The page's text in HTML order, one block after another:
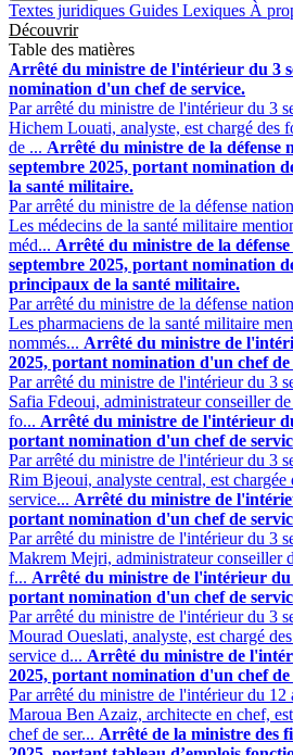
Textes juridiques Guides Lexiques À
Découvrir
Table des matières
Arrêté du ministre de l'intérieur du 3
nomination d'un chef de service.
Par arrêté du ministre de l'intérieur du 3
Hichem Louati, analyste, est chargé des
de ... Arrêté du ministre de la défense
septembre 2025, portant nomination
la santé militaire.
Par arrêté du ministre de la défense
Les médecins de la santé militaire
méd... Arrêté du ministre de la
septembre 2025, portant nomination
principaux de la santé militaire.
Par arrêté du ministre de la défense
Les pharmaciens de la santé militaire
nommés... Arrêté du ministre de
2025, portant nomination d'un chef de
Par arrêté du ministre de l'intérieur du 3
Safia Fdeoui, administrateur conseiller
fo... Arrêté du ministre de l'intérieur
portant nomination d'un chef de
Par arrêté du ministre de l'intérieur du 3
Rim Bjeoui, analyste central, est chargée
service... Arrêté du ministre de
portant nomination d'un chef de
Par arrêté du ministre de l'intérieur du 3
Makrem Mejri, administrateur conseiller
f... Arrêté du ministre de l'intérieur du
portant nomination d'un chef de
Par arrêté du ministre de l'intérieur du 3
Mourad Oueslati, analyste, est chargé
service d... Arrêté du ministre de
2025, portant nomination d'un chef de
Par arrêté du ministre de l'intérieur du 12
Maroua Ben Azaiz, architecte en chef,
chef de ser... Arrêté de la ministre des